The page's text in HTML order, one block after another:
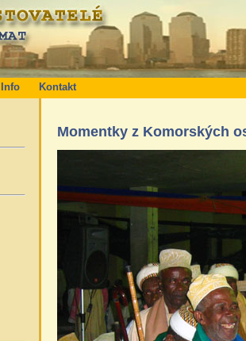
Info Kontakt
Momentky z Komorských